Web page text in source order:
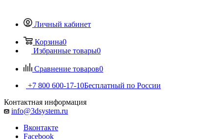
Личный кабинет
Корзина0
Избранные товары0
Сравнение товаров0
+7 800 600-17-10Бесплатный по России
Контактная информация
info@3dsystem.ru
Вконтакте
Facebook